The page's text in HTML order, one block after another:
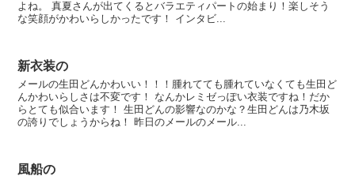
よね。 真夏さんが出てくるとバラエティパートの始まり！楽しそう
な笑顔がかわいらしかったです！ インタビ...
新衣装の
メールの生田どんかわいい！！！腫れてても腫れていなくても生田ど
んかわいらしさは不変です！ なんかレミゼっぽい衣装ですね！だか
らとても似合います！ 生田どんの影響なのかな？生田どんは乃木坂
の誇りでしょうからね！ 昨日のメールのメール...
風船の